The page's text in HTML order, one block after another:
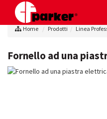
Home Prodotti Linea
Fornello ad una